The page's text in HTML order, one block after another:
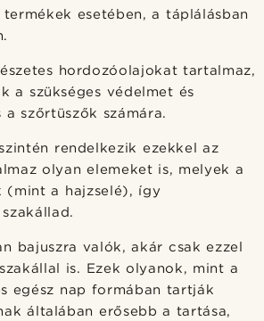
esetében, a táplálásban
hordozóolajokat tartalmaz,
a szükséges védelmet és
szőrtüszők számára.
szintén rendelkezik ezekkel az
olyan elemeket is, melyek a
(mint a hajzselé), így
bajuszra valók, akár csak ezzel
is. Ezek olyanok, mint a
egész nap formában tartják
általában erősebb a tartása,